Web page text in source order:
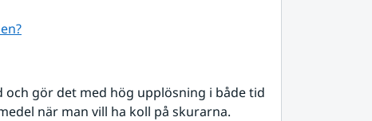
gör det med hög upplösning i både tid
när man vill ha koll på skurarna.